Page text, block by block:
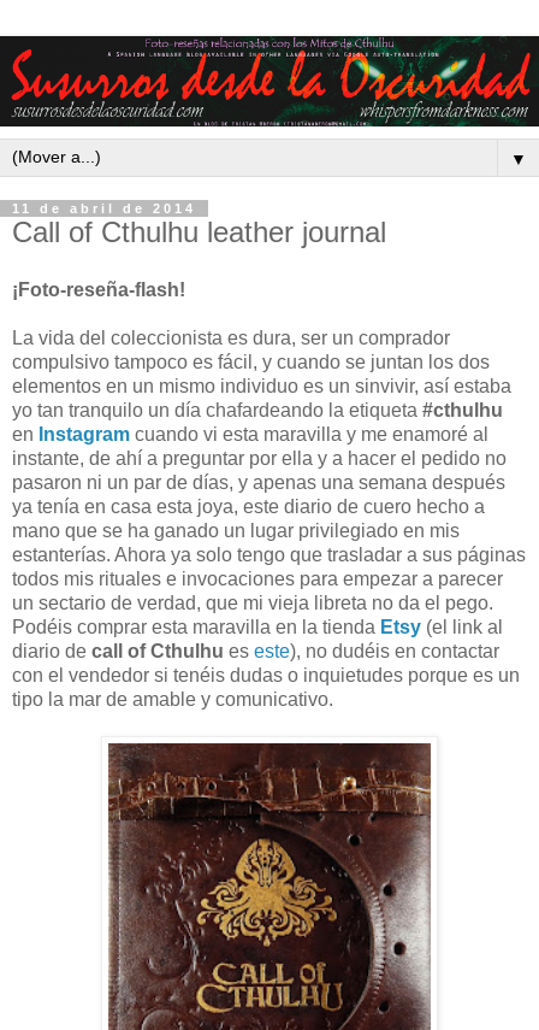
▼
11 de abril de 2014
Call of Cthulhu leather journal
¡Foto-reseña-flash!
La vida del coleccionista es dura, ser un comprador
compulsivo tampoco es fácil, y cuando se juntan los dos
elementos en un mismo individuo es un sinvivir, así estaba
yo tan tranquilo un día chafardeando la etiqueta #cthulhu
en Instagram cuando vi esta maravilla y me enamoré al
instante, de ahí a preguntar por ella y a hacer el pedido no
pasaron ni un par de días, y apenas una semana después
ya tenía en casa esta joya, este diario de cuero hecho a
mano que se ha ganado un lugar privilegiado en mis
estanterías. Ahora ya solo tengo que trasladar a sus páginas
todos mis rituales e invocaciones para empezar a parecer
un sectario de verdad, que mi vieja libreta no da el pego.
Podéis comprar esta maravilla en la tienda Etsy (el link al
diario de call of Cthulhu es este), no dudéis en contactar
con el vendedor si tenéis dudas o inquietudes porque es un
tipo la mar de amable y comunicativo.